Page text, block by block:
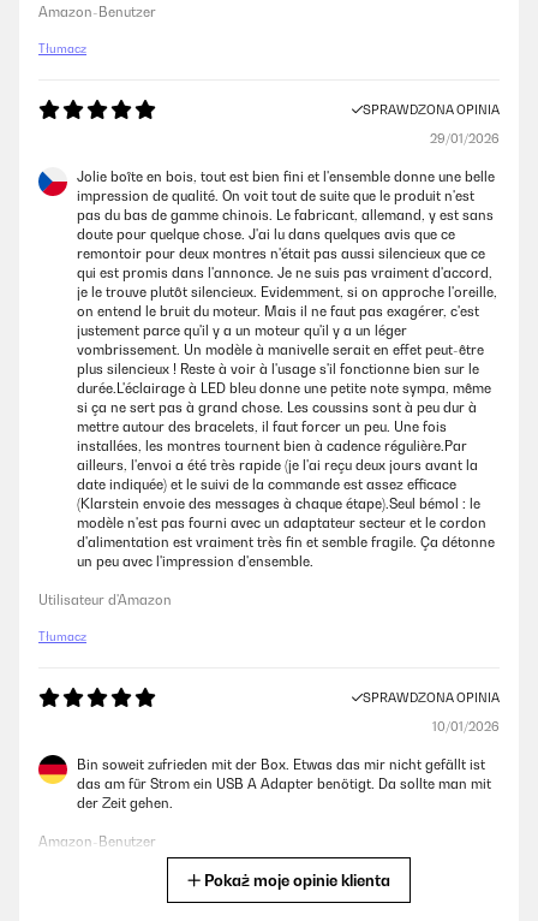
Amazon-Benutzer
Tłumacz
SPRAWDZONA OPINIA
29/01/2026
Jolie boîte en bois, tout est bien fini et l'ensemble donne une belle
impression de qualité. On voit tout de suite que le produit n'est
pas du bas de gamme chinois. Le fabricant, allemand, y est sans
doute pour quelque chose. J'ai lu dans quelques avis que ce
remontoir pour deux montres n'était pas aussi silencieux que ce
qui est promis dans l'annonce. Je ne suis pas vraiment d'accord,
je le trouve plutôt silencieux. Evidemment, si on approche l'oreille,
on entend le bruit du moteur. Mais il ne faut pas exagérer, c'est
justement parce qu'il y a un moteur qu'il y a un léger
vombrissement. Un modèle à manivelle serait en effet peut-être
plus silencieux ! Reste à voir à l'usage s'il fonctionne bien sur le
durée.L'éclairage à LED bleu donne une petite note sympa, même
si ça ne sert pas à grand chose. Les coussins sont à peu dur à
mettre autour des bracelets, il faut forcer un peu. Une fois
installées, les montres tournent bien à cadence régulière.Par
ailleurs, l'envoi a été très rapide (je l'ai reçu deux jours avant la
date indiquée) et le suivi de la commande est assez efficace
(Klarstein envoie des messages à chaque étape).Seul bémol : le
modèle n'est pas fourni avec un adaptateur secteur et le cordon
d'alimentation est vraiment très fin et semble fragile. Ça détonne
un peu avec l'impression d'ensemble.
Utilisateur d'Amazon
Tłumacz
SPRAWDZONA OPINIA
10/01/2026
Bin soweit zufrieden mit der Box. Etwas das mir nicht gefällt ist
das am für Strom ein USB A Adapter benötigt. Da sollte man mit
der Zeit gehen.
Amazon-Benutzer
Pokaż moje opinie klienta